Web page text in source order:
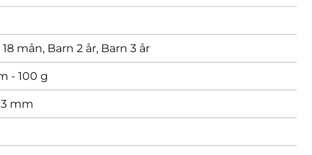
mån, Barn 2 år, Barn 3 år
- 100 g
3 mm